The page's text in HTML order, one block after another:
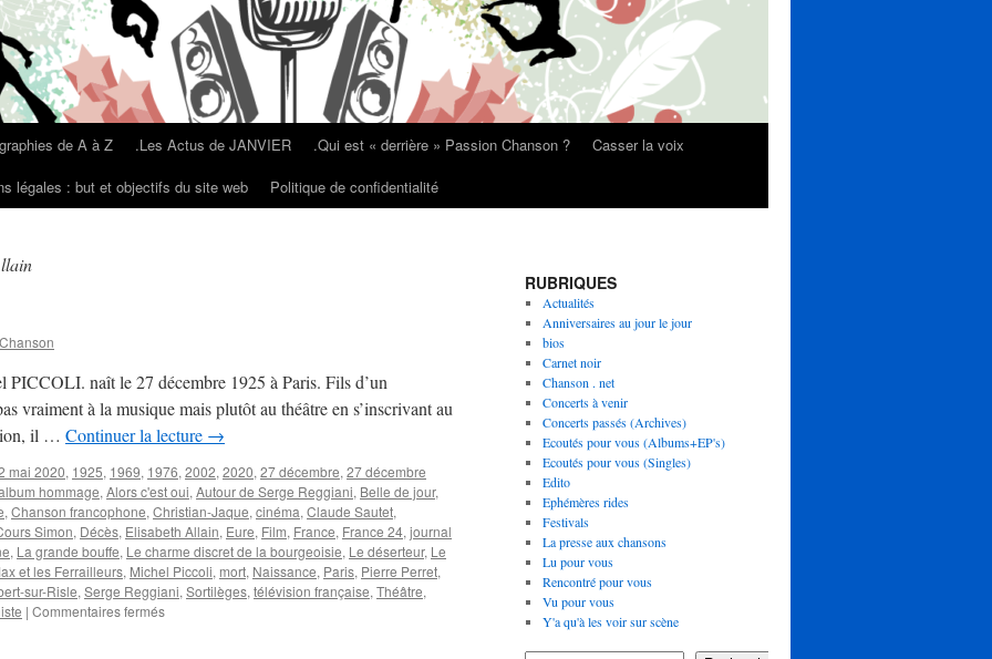
de A à Z .Les Actus de JANVIER .Qui est « derrière » Passion Chanson ?
Casser la voix
légales : but et objectifs du site web Politique de confidentialité
PICCOLI. naît le 27 décembre 1925 à Paris. Fils d’un
vraiment à la musique mais plutôt au théâtre en s’inscrivant au
il … Continuer la lecture →
mai 2020, 1925, 1969, 1976, 2002, 2020, 27 décembre, 27 décembre
hommage, Alors c'est oui, Autour de Serge Reggiani, Belle de jour,
, Chanson francophone, Christian-Jaque, cinéma, Claude Sautet,
Simon, Décès, Elisabeth Allain, Eure, Film, France, France 24, journal
, La grande bouffe, Le charme discret de la bourgeoisie, Le déserteur, Le
et les Ferrailleurs, Michel Piccoli, mort, Naissance, Paris, Pierre Perret,
sur-Risle, Serge Reggiani, Sortilèges, télévision française, Théâtre,
| Commentaires ferméssur
RUBRIQUES
Actualités
Anniversaires au jour le jour
bios
Carnet noir
Chanson . net
Concerts à venir
Concerts passés (Archives)
Ecoutés pour vous (Albums+EP's)
Ecoutés pour vous (Singles)
Edito
Ephémères rides
Festivals
La presse aux chansons
Lu pour vous
Rencontré pour vous
Vu pour vous
Y'a qu'à les voir sur scène